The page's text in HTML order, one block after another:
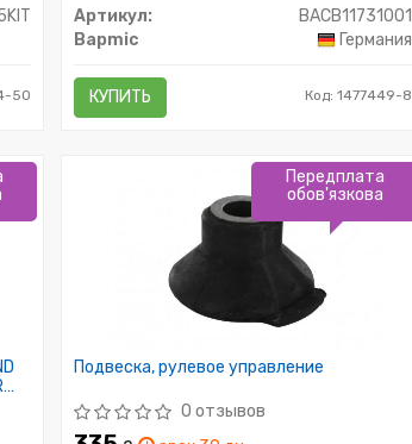
50
Артикул:
BACB11731001
Bapmic
Германия
КУПИТЬ Код: 1477449-8
Подвеска, рулевое управление
0 отзывов
Передплата
обов'язкова